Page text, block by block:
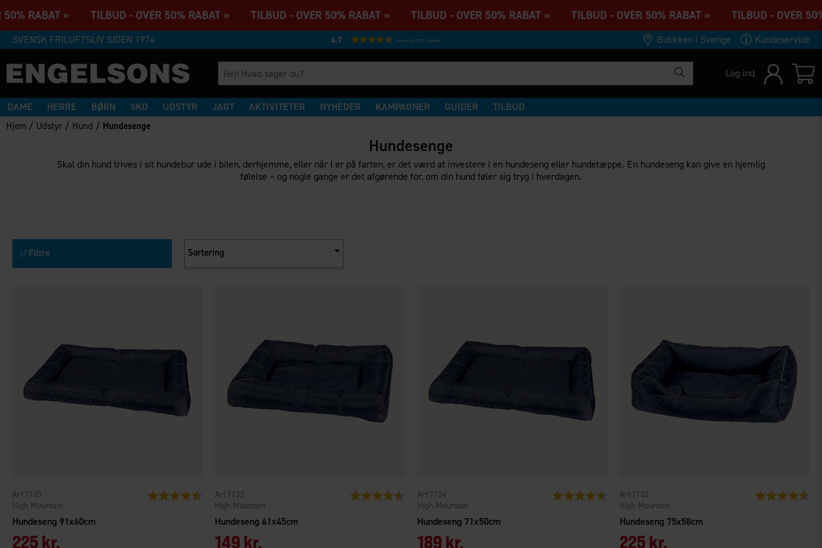
50% RABAT » TILBUD - OVER 50% RABAT » TILBUD - OVER 50% RABAT » TILBUD - OVER 50% RABAT » TILBUD - OVER 50% RABAT » TILBUD - OVER
SVENSK FRILUFTSLIV SIDEN 1974 4.7 Baseret på 27231 stemmer Butikken i Sverige Kundeservice
Log ind
DAME HERRE BØRN SKO UDSTYR JAGT AKTIVITETER NYHEDER KAMPAGNER GUIDER TILBUD
Hjem / Udstyr / Hund / Hundesenge
Hundesenge
Skal din hund trives i sit hundebur ude i bilen, derhjemme, eller når I er på farten, er det værd at investere i en hundeseng eller hundetæppe. En hundeseng kan give en hjemlig
følelse – og nogle gange er det afgørende for, om din hund føler sig tryg i hverdagen.
Filtre Sortering
Hundeseng 91x60cm
High Mountain
7135
225 kr.
Vurdering: 4.1 ud af 5 stjerner
Hundeseng 61x45cm
High Mountain
7133
149 kr.
Vurdering: 4.8 ud af 5 stjerner
Hundeseng 71x50cm
High Mountain
7134
189 kr.
Vurdering: 4.5 ud af 5 stjerner
Hundeseng 75x58cm
High Mountain
7132
225 kr.
Vurdering: